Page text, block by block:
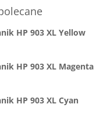
HP 903 XL Yellow
HP 903 XL Magenta
HP 903 XL Cyan